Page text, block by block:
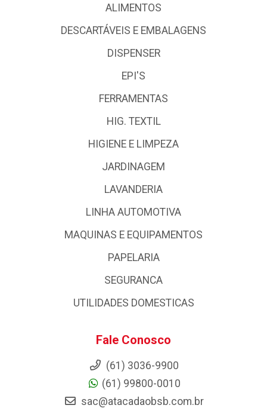
ALIMENTOS
DESCARTÁVEIS E EMBALAGENS
DISPENSER
EPI'S
FERRAMENTAS
HIG. TEXTIL
HIGIENE E LIMPEZA
JARDINAGEM
LAVANDERIA
LINHA AUTOMOTIVA
MAQUINAS E EQUIPAMENTOS
PAPELARIA
SEGURANCA
UTILIDADES DOMESTICAS
Fale Conosco
(61) 3036-9900
(61) 99800-0010
sac@atacadaobsb.com.br